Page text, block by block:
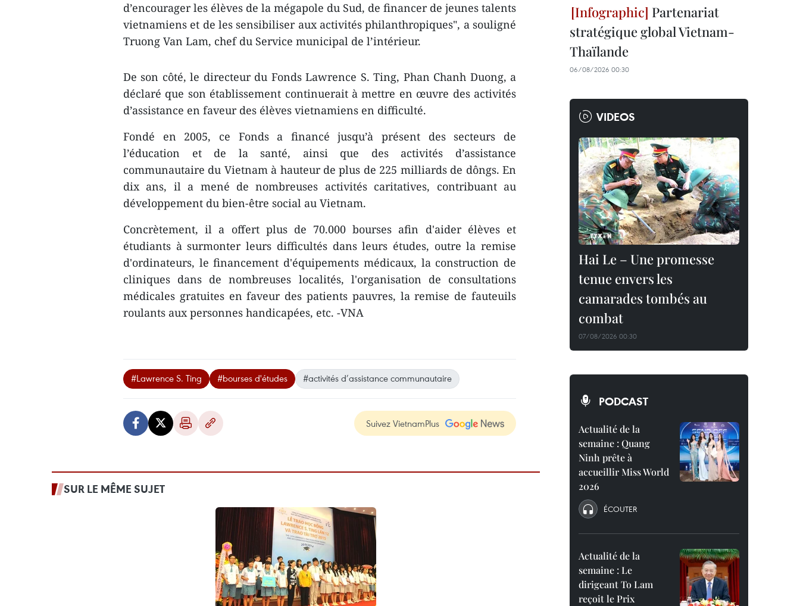
d’encourager les élèves de la mégapole du Sud, de financer de jeunes talents
vietnamiens et de les sensibiliser aux activités philanthropiques", a souligné
Truong Van Lam, chef du Service municipal de l’intérieur.
De son côté, le directeur du Fonds Lawrence S. Ting, Phan Chanh Duong, a
déclaré que son établissement continuerait ​à mettre en œuvre des activités
d’assistance en faveur des élèves vietnamiens en ​difficulté.
Fondé en 2005, ​ce Fonds a financé jusqu’à présent des secteurs de
l’éducation et de la santé, ainsi que des activités d’assistance
communautaire du Vietnam à hauteur de plus de 225 milliards de dôngs. En
dix ans, il a mené de nombreuses activités caritatives, contribuant au
développement du bien-être social au Vietnam.
Concrètement, il a offert plus de 70.000 bourses afin d'aider élèves et
étudiants à surmonter leurs difficultés dans leurs études, outre la remise
d'ordinateurs, le financement d'équipements médicaux, la construction de
cliniques dans de nombreuses localités, l'organisation de ​consultations
médica​les gratuites ​en faveur des patients pauvres, la remise de fauteuils
roulants aux personnes handicapées, etc. -VNA
#Lawrence S. Ting #bourses d'études #activités d’assistance communautaire
Suivez VietnamPlus
SUR LE MÊME SUJET
Partenariat
stratégique global Vietnam-
Thaïlande
06/08/2026 00:30
VIDEOS
Hai Le – Une promesse
tenue envers les
camarades tombés au
combat
07/08/2026 00:30
PODCAST
Actualité de la
semaine : Quang
Ninh prête à
accueillir Miss World
2026
ÉCOUTER
Actualité de la
semaine : Le
dirigeant To Lam
reçoit le Prix